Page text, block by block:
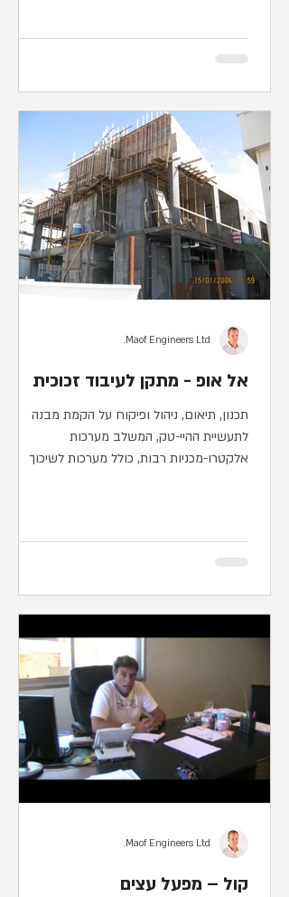
אל אופ - מתקן לעיבוד זכוכית
תכנון, תיאום, ניהול ופיקוח על הקמת מבנה
לתעשיית ההיי-טק, המשלב מערכות
אלקטרו-מכניות רבות, כולל מערכות לשיכוך
Maof Engineers Ltd.
קול – מפעל עצים
Maof Engineers Ltd.